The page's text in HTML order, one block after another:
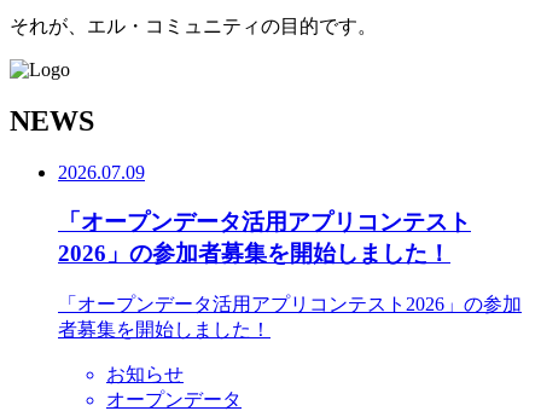
それが、エル・コミュニティの目的です。
NEWS
2026.07.09
「オープンデータ活用アプリコンテスト
2026」の参加者募集を開始しました！
「オープンデータ活用アプリコンテスト2026」の参加
者募集を開始しました！
お知らせ
オープンデータ